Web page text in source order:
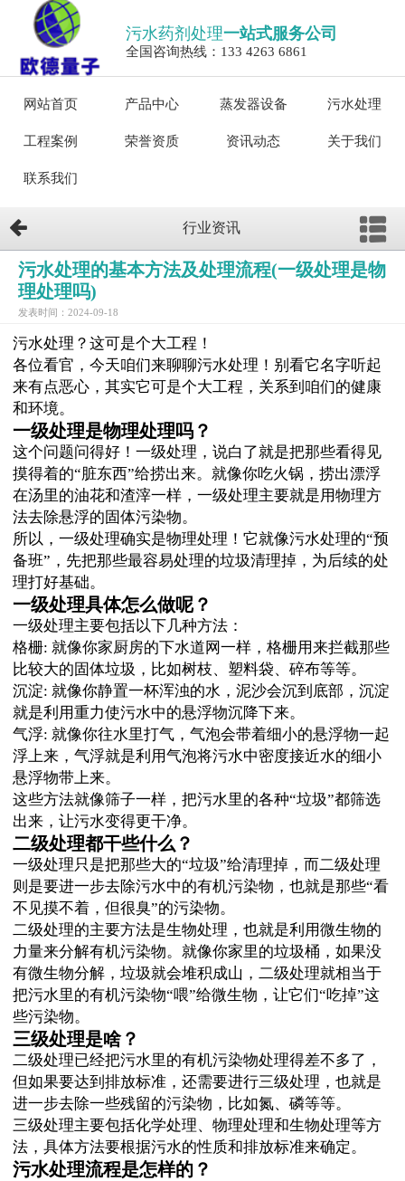
污水药剂处理一站式服务公司
全国咨询热线：133 4263 6861
网站首页 产品中心 蒸发器设备 污水处理
工程案例 荣誉资质 资讯动态 关于我们
联系我们
行业资讯
污水处理的基本方法及处理流程(一级处理是物
理处理吗)
发表时间：2024-09-18
污水处理？这可是个大工程！
各位看官，今天咱们来聊聊污水处理！别看它名字听起
来有点恶心，其实它可是个大工程，关系到咱们的健康
和环境。
一级处理是物理处理吗？
这个问题问得好！一级处理，说白了就是把那些看得见
摸得着的“脏东西”给捞出来。就像你吃火锅，捞出漂浮
在汤里的油花和渣滓一样，一级处理主要就是用物理方
法去除悬浮的固体污染物。
所以，一级处理确实是物理处理！它就像污水处理的“预
备班”，先把那些最容易处理的垃圾清理掉，为后续的处
理打好基础。
一级处理具体怎么做呢？
一级处理主要包括以下几种方法：
格栅: 就像你家厨房的下水道网一样，格栅用来拦截那些
比较大的固体垃圾，比如树枝、塑料袋、碎布等等。
沉淀: 就像你静置一杯浑浊的水，泥沙会沉到底部，沉淀
就是利用重力使污水中的悬浮物沉降下来。
气浮: 就像你往水里打气，气泡会带着细小的悬浮物一起
浮上来，气浮就是利用气泡将污水中密度接近水的细小
悬浮物带上来。
这些方法就像筛子一样，把污水里的各种“垃圾”都筛选
出来，让污水变得更干净。
二级处理都干些什么？
一级处理只是把那些大的“垃圾”给清理掉，而二级处理
则是要进一步去除污水中的有机污染物，也就是那些“看
不见摸不着，但很臭”的污染物。
二级处理的主要方法是生物处理，也就是利用微生物的
力量来分解有机污染物。就像你家里的垃圾桶，如果没
有微生物分解，垃圾就会堆积成山，二级处理就相当于
把污水里的有机污染物“喂”给微生物，让它们“吃掉”这
些污染物。
三级处理是啥？
二级处理已经把污水里的有机污染物处理得差不多了，
但如果要达到排放标准，还需要进行三级处理，也就是
进一步去除一些残留的污染物，比如氮、磷等等。
三级处理主要包括化学处理、物理处理和生物处理等方
法，具体方法要根据污水的性质和排放标准来确定。
污水处理流程是怎样的？